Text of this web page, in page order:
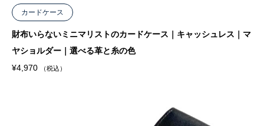
カードケース
財布いらないミニマリストのカードケース｜キャッシュレス｜マ
ヤショルダー｜選べる革と糸の色
¥4,970 （税込）